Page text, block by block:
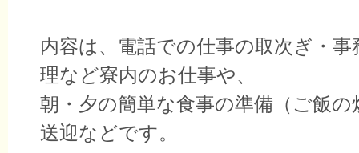
内容は、電話での仕事の取次ぎ・事
理など寮内のお仕事や、
朝・夕の簡単な食事の準備（ご飯の
送迎などです。